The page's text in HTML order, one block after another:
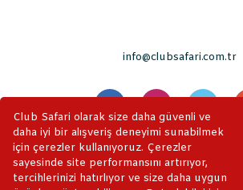
Club Safari olarak size daha güvenli ve
daha iyi bir alışveriş deneyimi sunabilmek
için çerezler kullanıyoruz. Çerezler
sayesinde site performansını artırıyor,
tercihlerinizi hatırlıyor ve size daha uygun
info@clubsafari.com.tr